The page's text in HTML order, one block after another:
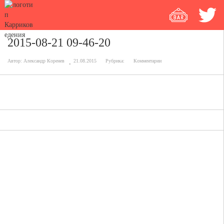
2015-08-21 09-46-20
Автор: Александр Коренев 21.08.2015 Рубрика: Комментарии